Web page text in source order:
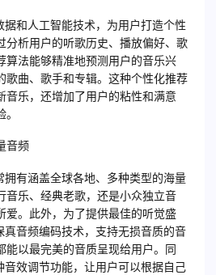
据和人工智能技术，为用户打造个性
分析用户的听歌历史、播放偏好、歌
算法能够精准地预测用户的音乐兴
歌曲、歌手和专辑。这种个性化推荐
音乐，还增加了用户的粘性和满意
音频
拥有涵盖全球各地、多种类型的海量
音乐、经典老歌，还是小众独立音
爱。此外，为了提供最佳的听觉盛
真音频编码技术，支持无损音质的音
能以最完美的音质呈现给用户。同
音效调节功能，让用户可以根据自己